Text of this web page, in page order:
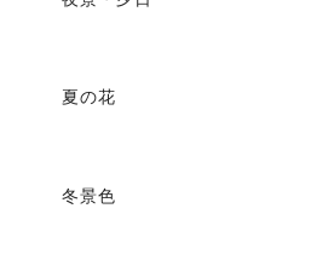
夏の花
冬景色